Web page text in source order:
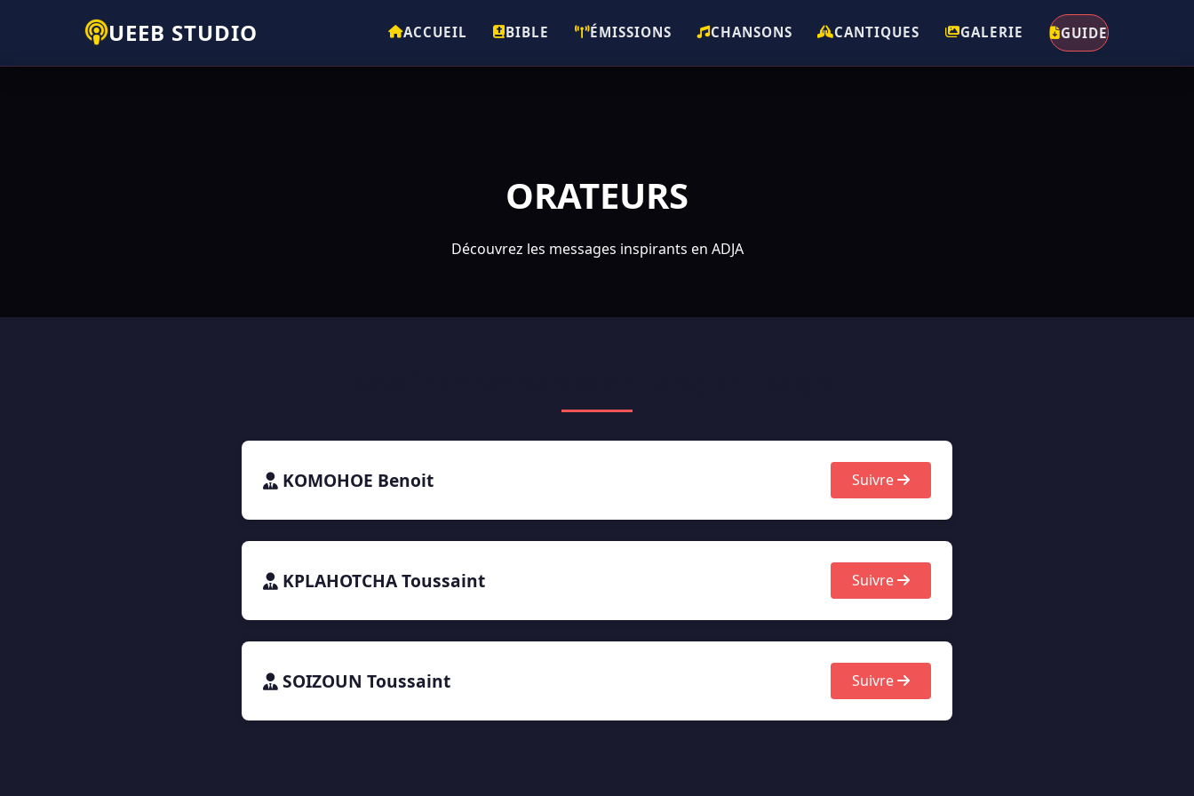
UEEB STUDIO ACCUEIL BIBLE ÉMISSIONS CHANSONS CANTIQUES GALERIE GUIDE
ORATEURS
Découvrez les messages inspirants en ADJA
KOMOHOE Benoit Suivre
KPLAHOTCHA Toussaint Suivre
SOIZOUN Toussaint Suivre